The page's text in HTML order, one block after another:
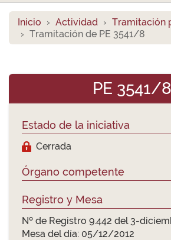
Inicio Actividad
Tramitación
Tramitación de PE 3541/8
PE 3541/8
Estado de la iniciativa
Cerrada
Órgano competente
Registro y Mesa
Nº de Registro 9.442 del 3-
Mesa del día: 05/12/2012